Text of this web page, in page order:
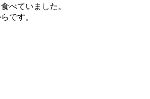
べていました。
です。